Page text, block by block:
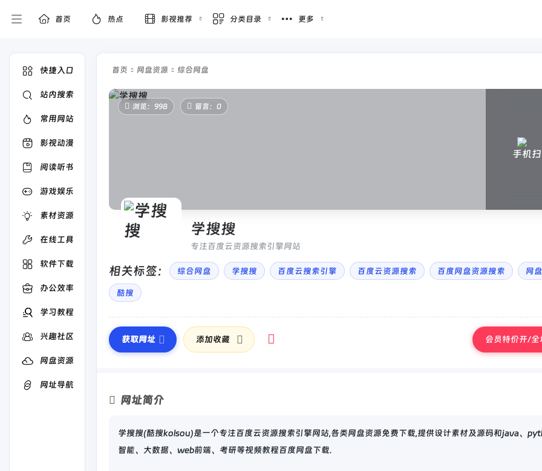
首页 热点 影视推荐 分类目录 更多
快捷入口
站内搜索
常用网站
影视动漫
阅读听书
游戏娱乐
素材资源
在线工具
软件下载
办公效率
学习教程
兴趣社区
网盘资源
网址导航
首页 网盘资源 综合网盘
手机
浏览：998 留言：0
学搜搜
专注百度云资源搜索引擎网站
相关标签： 综合网盘 学搜搜 百度云搜索引擎 百度云资源搜索 百度网盘资源搜索 网
酷搜
获取网址 添加收藏 会员特价开/全
网址简介
学搜搜(酷搜kolsou)是一个专注百度云资源搜索引擎网站,各类网盘资源免费下载,提供设计素材及源码和java、
智能、大数据、web前端、考研等视频教程百度网盘下载.